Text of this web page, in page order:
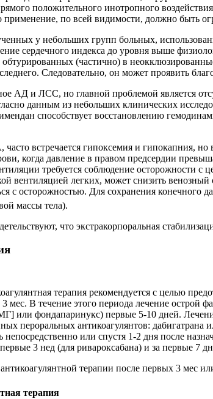
положительного инотропного
по всей видимости, должно быть
у небольших групп больных,
сердечного индекса до уровня выше
обтурированных (частично) в
Следовательно, он может про­явить
АД и ЛСС, но главной проблемой является
данным из небольших клиничес­ких
способствует восстановлению
встречается гипоксемия и гипокапния,
когда давление в правом предсердии
требуется соблю­дение осторожности
вентиляцией легких, может снизить
с осторожностью. Для сохранения конечного
массы тела).
что экстракорпоральная
терапия рекомендуется с целью
мес. В течение этого периода лечение острой
или фондапаринукс) первые 5-10 дней.
пероральных антикоагулянтов:
непосредственно или спустя 1-2 дня после
3 нед (для ривароксабана) и за первые 7
терапии после первых 3 мес
терапия